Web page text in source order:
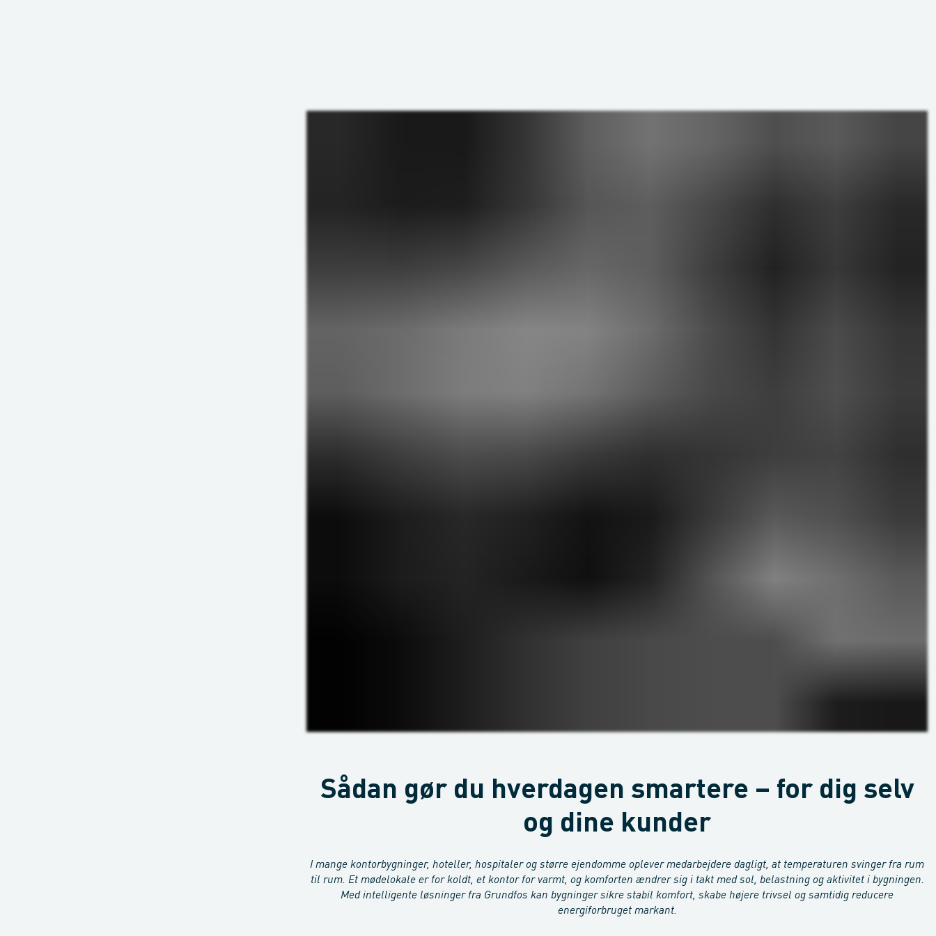
Sådan gør du hverdagen smartere – for dig selv
og dine kunder
I mange kontorbygninger, hoteller, hospitaler og større ejendomme oplever medarbejdere dagligt, at temperaturen svinger fra rum
til rum. Et mødelokale er for koldt, et kontor for varmt, og komforten ændrer sig i takt med sol, belastning og aktivitet i bygningen.
Med intelligente løsninger fra Grundfos kan bygninger sikre stabil komfort, skabe højere trivsel og samtidig reducere
energiforbruget markant.